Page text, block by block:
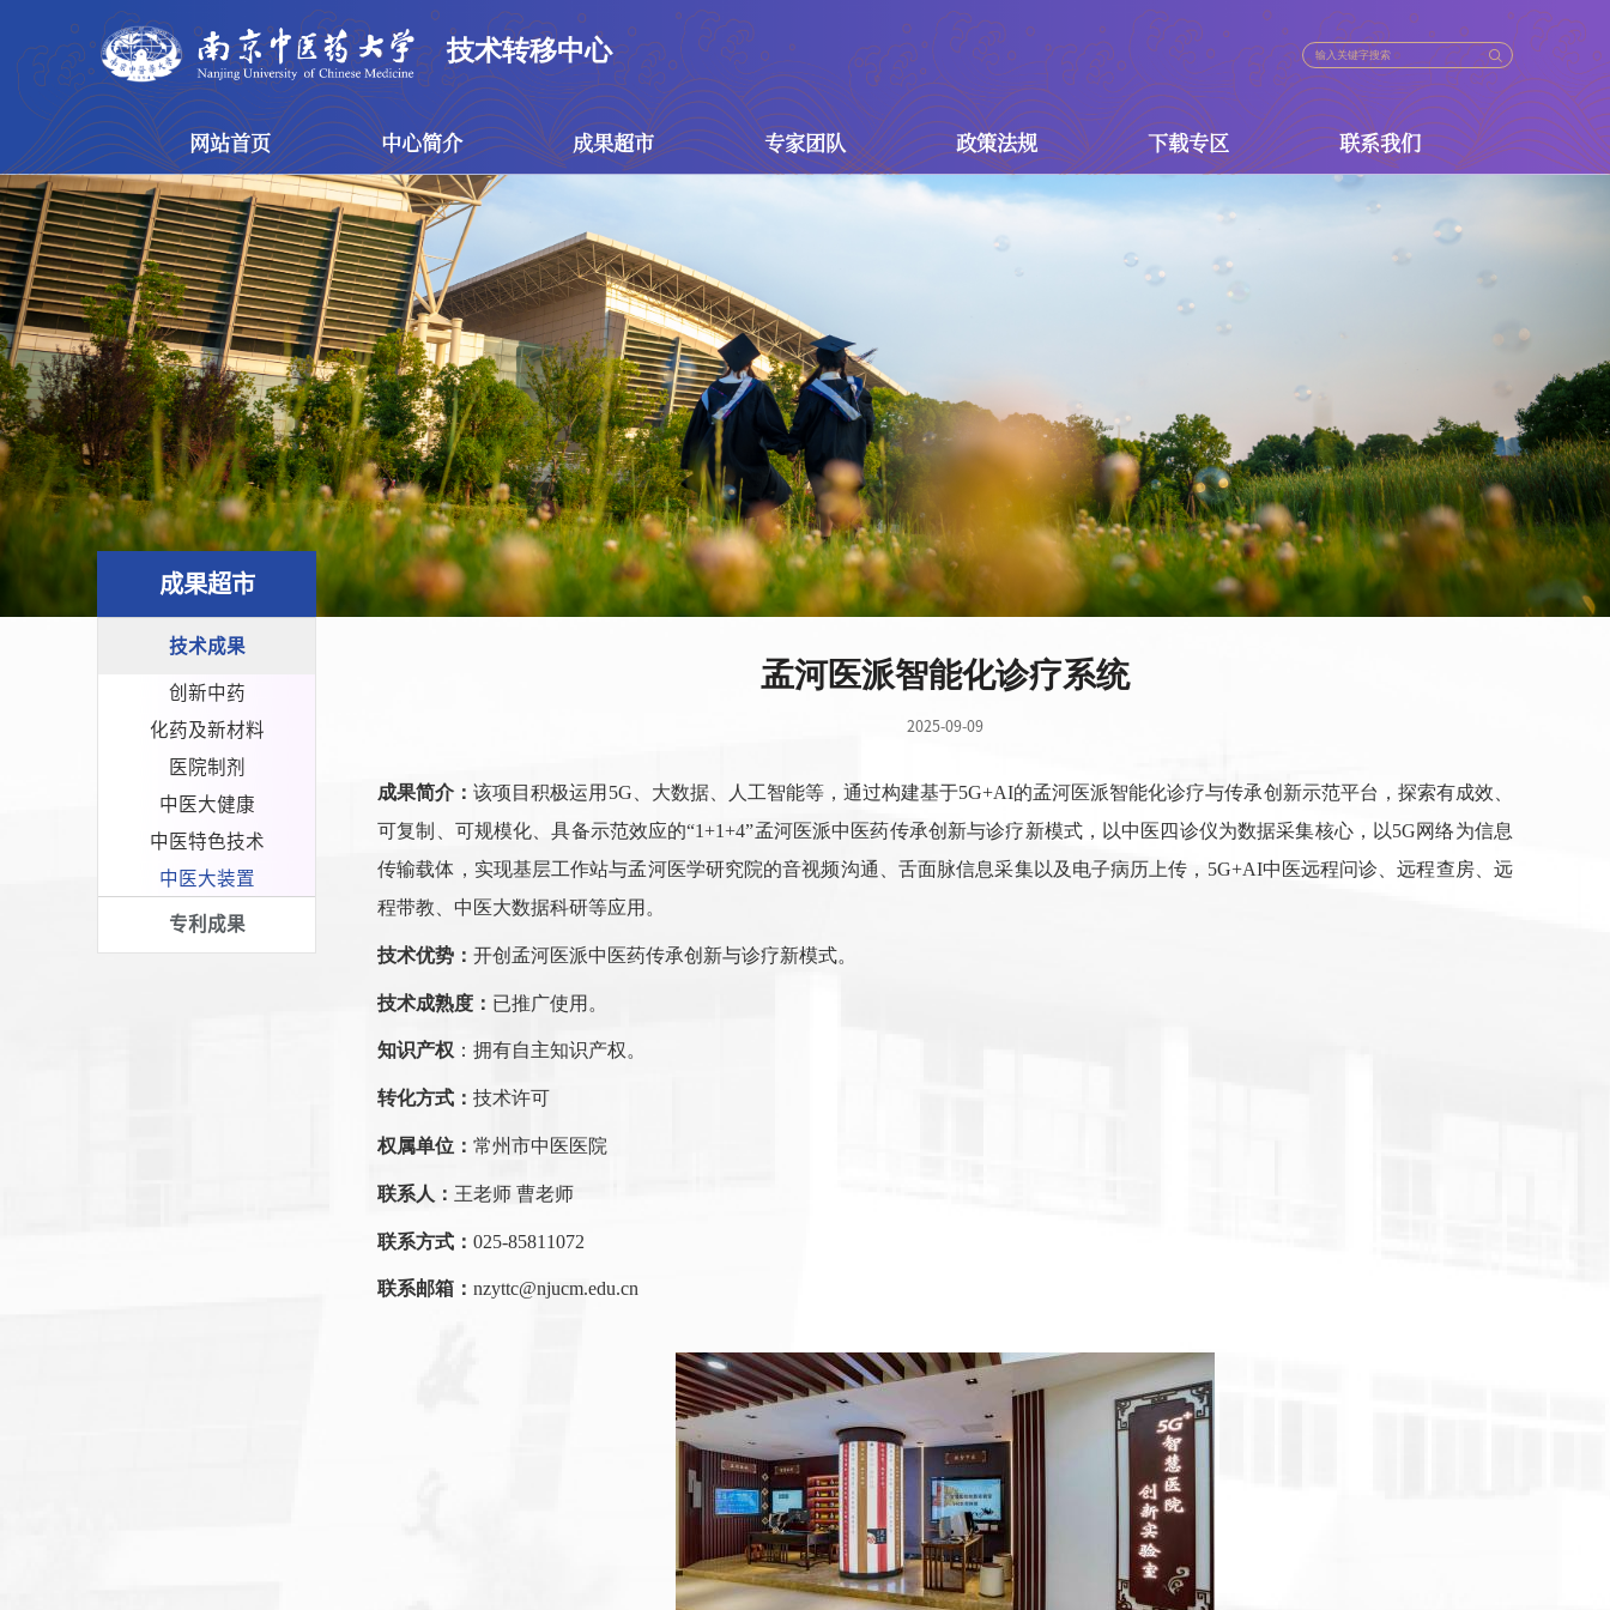
技术转移中心
网站首页 中心简介 成果超市 专家团队 政策法规 下载专区 联系我们
网站首页 中心简介
技术转移中心
概念验证中心
成果超市
技术成果
专利成果
专家团队 政策法规 下载专区 联系我们
成果超市
技术成果
创新中药
化药及新材料
医院制剂
中医大健康
中医特色技术
中医大装置
专利成果
孟河医派智能化诊疗系统
2025-09-09
成果简介：该项目积极运用 5G 、大数据、人工智能等，通过构建基于5G+AI的孟河医派智能化诊疗与传承创新示范平台，探索有成效、
可复制、可规模化、具备示范效应的“1+1+4”孟河医派中医药传承创新与诊疗新模式，以中医四诊仪为数据采集核心，以5G网络为信息
传输载体，实现基层工作站与孟河医学研究院的音视频沟通、舌面脉信息采集以及电子病历上传， 5G+AI中医远程问诊、远程查房、远
程带教、中医大数据科研等应用。
技术优势：开创孟河医派中医药传承创新与诊疗新模式。
技术成熟度： 已推广使用 。
知识产权 ：拥有自主知识产权。
转化方式：技术许可
权属单位：常州市中医医院
联系人： 王老师 曹老师
联系方式：025-85811072
联系邮箱：nzyttc@njucm.edu.cn